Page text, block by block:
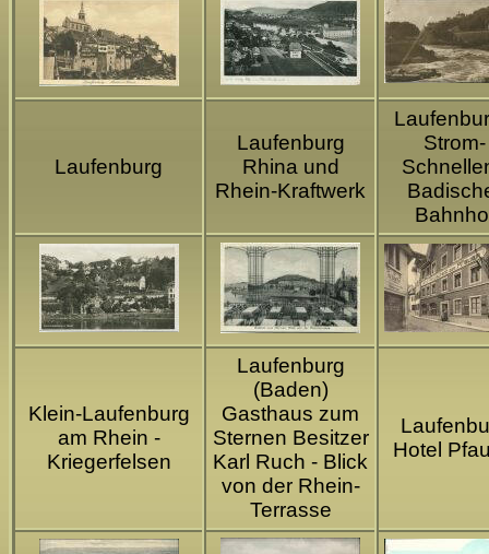
Laufenburg
Laufenburg
Rhina und
Rhein-Kraftwerk
Strom-
Klein-Laufenburg
am Rhein -
Kriegerfelsen
Laufenburg
(Baden)
Gasthaus zum
Sternen Besitzer
Karl Ruch - Blick
von der Rhein-
Terrasse
Hotel